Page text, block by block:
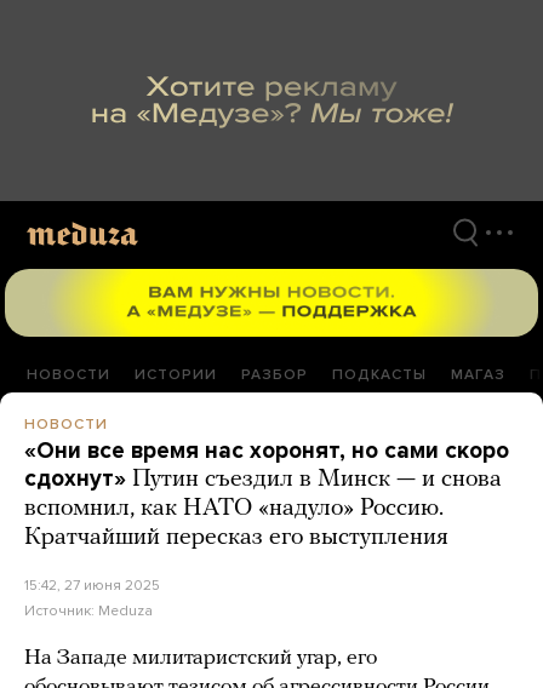
НОВОСТИ ИСТОРИИ РАЗБОР ПОДКАСТЫ МАГАЗ
НОВОСТИ
«Они все время нас хоронят, но сами скоро
сдохнут» Путин съездил в Минск — и снова
вспомнил, как НАТО «надуло» Россию.
Кратчайший пересказ его выступления
15:42, 27 июня 2025
Источник: Meduza
На Западе милитаристский угар, его